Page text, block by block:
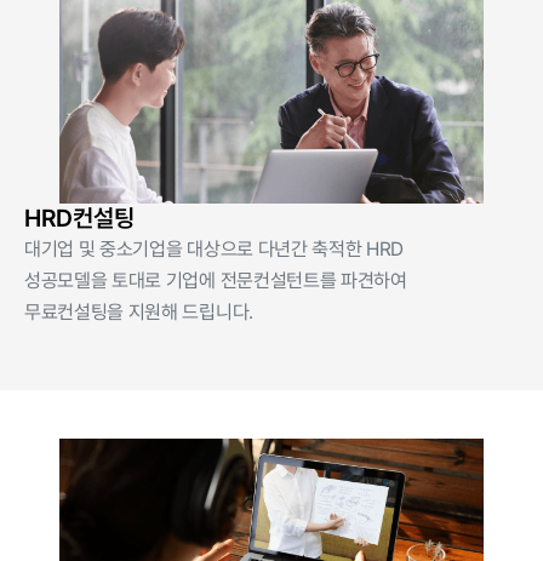
HRD컨설팅
대기업 및 중소기업을 대상으로 다년간 축적한 HRD
성공모델을 토대로 기업에 전문컨설턴트를 파견하여
무료컨설팅을 지원해 드립니다.